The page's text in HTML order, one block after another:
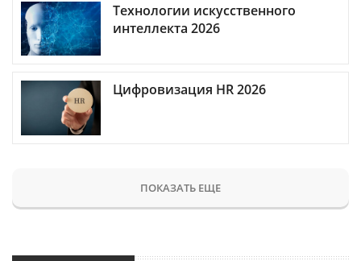
Технологии искусственного
интеллекта 2026
Цифровизация HR 2026
ПОКАЗАТЬ ЕЩЕ